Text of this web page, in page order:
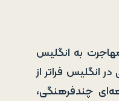
به انگلیس
انگلیس فراتر از
چندفرهنگی،